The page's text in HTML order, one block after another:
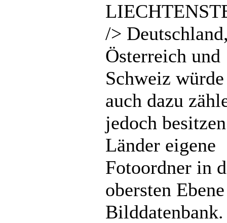
/>
Österreich und
Schweiz
auch dazu
jedoch
Länder eigene
Fotoordner in
obersten
Bilddatenbank.